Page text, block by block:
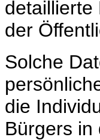
detaillierte
der
Solche
die
Bürgers in